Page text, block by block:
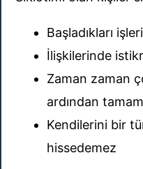
Başladıkları
İlişkilerinde
Zaman zaman
ardından
Kendilerini bir
hissedemez